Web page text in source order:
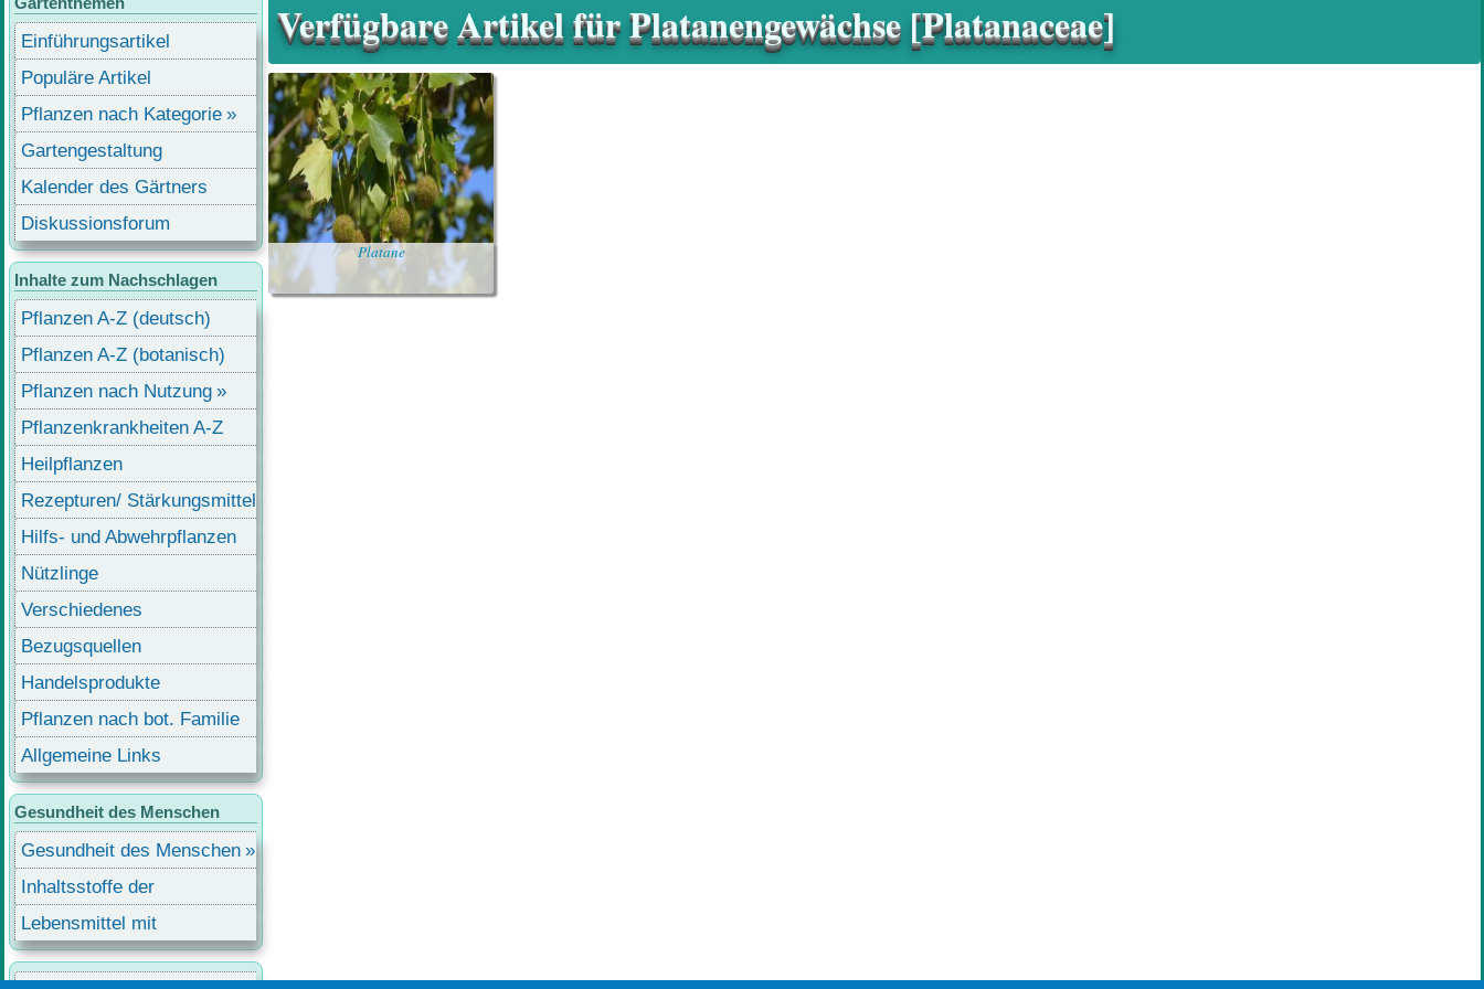
Verfügbare Artikel für Platanengewächse [Platanaceae]
Platane
Einführungsartikel
Populäre Artikel
Pflanzen nach Kategorie
Gartengestaltung
Kalender des Gärtners
Diskussionsforum
Inhalte zum Nachschlagen
Pflanzen A-Z (deutsch)
Pflanzen A-Z (botanisch)
Pflanzen nach Nutzung
Pflanzenkrankheiten A-Z
Heilpflanzen
Rezepturen/ Stärkungsmittel
Hilfs- und Abwehrpflanzen
Nützlinge
Verschiedenes
Bezugsquellen
Handelsprodukte
Pflanzen nach bot. Familie
Allgemeine Links
Gesundheit des Menschen
Gesundheit des Menschen
Inhaltsstoffe der
Lebensmittel
Lebensmittel mit
Inhaltsstoffen
Benutzermenü